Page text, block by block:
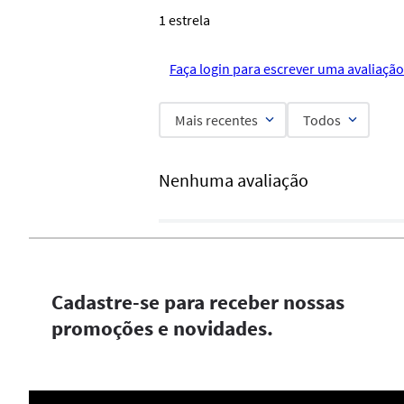
1 estrela
Faça login para escrever uma
Mais recentes Todos
Nenhuma avaliação
Cadastre-se para receber nossas
promoções e novidades.